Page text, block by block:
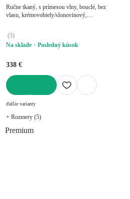
Ručne tkaný, s prímesou vlny, bouclé, bez
vlasu, krémovobiely/slonovinový,
(3)
Na sklade
Posledný kúsok
338 €
ďalšie varianty
+ Rozmery (5)
Premium